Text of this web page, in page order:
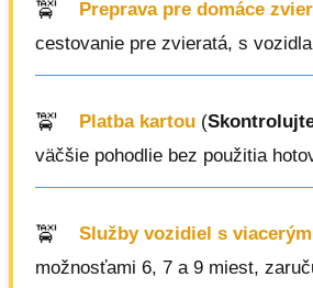
Preprava pre domáce
cestovanie pre zvieratá, s
Platba kartou (
väčšie pohodlie bez použitia
Služby vozidiel s
možnosťami 6, 7 a 9 miest,